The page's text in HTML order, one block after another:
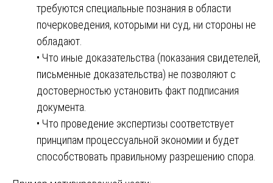
требуются специальные познания в области
почерковедения, которыми ни суд, ни стороны не
обладают.
• Что иные доказательства (показания свидетелей,
письменные доказательства) не позволяют с
достоверностью установить факт подписания
документа.
• Что проведение экспертизы соответствует
принципам процессуальной экономии и будет
способствовать правильному разрешению спора.